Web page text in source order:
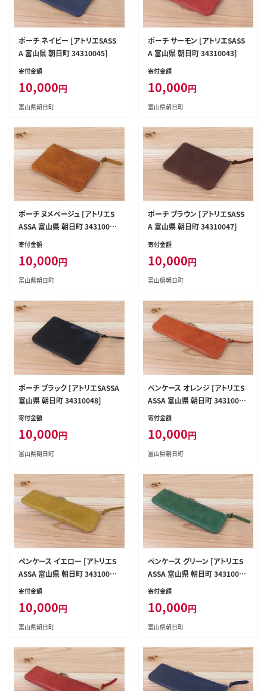
ポーチ ネイビー [アトリエSASS
A 富山県 朝日町 34310045]
寄付金額
10,000円
富山県朝日町
ポーチ サーモン [アトリエSASS
A 富山県 朝日町 34310043]
寄付金額
10,000円
富山県朝日町
ポーチ ヌメベージュ [アトリエS
ASSA 富山県 朝日町 3431004
4]
寄付金額
10,000円
富山県朝日町
ポーチ ブラウン [アトリエSASS
A 富山県 朝日町 34310047]
寄付金額
10,000円
富山県朝日町
ポーチ ブラック [アトリエSASSA
富山県 朝日町 34310048]
寄付金額
10,000円
富山県朝日町
ペンケース オレンジ [アトリエS
ASSA 富山県 朝日町 3431005
1]
寄付金額
10,000円
富山県朝日町
ペンケース イエロー [アトリエS
ASSA 富山県 朝日町 3431005
0]
寄付金額
10,000円
富山県朝日町
ペンケース グリーン [アトリエS
ASSA 富山県 朝日町 3431005
2]
寄付金額
10,000円
富山県朝日町